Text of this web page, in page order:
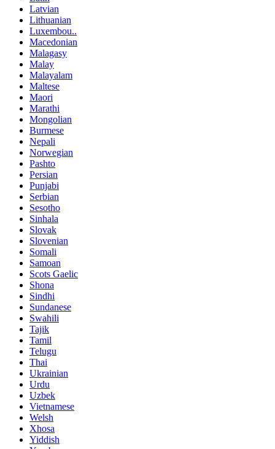
Latvian
Lithuanian
Luxembou..
Macedonian
Malagasy
Malay
Malayalam
Maltese
Maori
Marathi
Mongolian
Burmese
Nepali
Norwegian
Pashto
Persian
Punjabi
Serbian
Sesotho
Sinhala
Slovak
Slovenian
Somali
Samoan
Scots Gaelic
Shona
Sindhi
Sundanese
Swahili
Tajik
Tamil
Telugu
Thai
Ukrainian
Urdu
Uzbek
Vietnamese
Welsh
Xhosa
Yiddish